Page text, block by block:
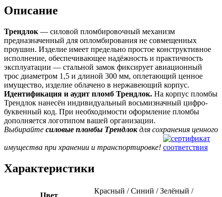
Описание
Трендлок — силовой пломбировочный механизм
предназначенный для опломбирования не совмещенных
проушин. Изделие имеет предельно простое конструктивное
исполнение, обеспечивающее надёжность и практичность
эксплуатации — стальной замок фиксирует авиационный
трос диаметром 1,5 и длиной 300 мм, оплетающий ценное
имущество, изделие облачено в нержавеющий корпус.
Идентификация и аудит пломб Трендлок. На корпус пломбы
Трендлок нанесён индивидуальный восьмизначный цифро-
буквенный код. При необходимости оформление пломбы
дополняется логотипом вашей организации.
Выбирайте силовые пломбы Трендлокдля сохранения ценного
имущества при хранении и транспортировке!
Характеристики
Цвет
Красный / Синий / Зелёный /